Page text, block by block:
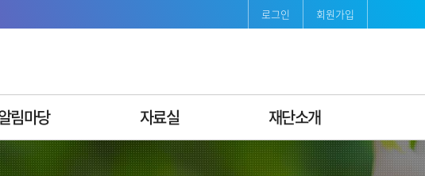
로그인 회원가입
림마당
재단소식
자료실
보도자료
재단소개
재단소개